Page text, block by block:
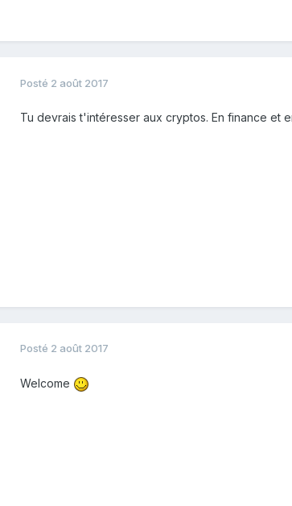
Posté 2 août 2017
Tu devrais t'intéresser aux cryptos. En finance et
Posté 2 août 2017
Welcome